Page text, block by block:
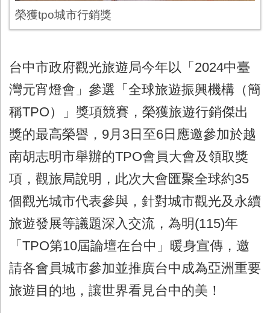
榮獲tpo城市行銷獎
台中市政府觀光旅遊局今年以「2024中臺
灣元宵燈會」參選「全球旅遊振興機構（簡
稱TPO）」獎項競賽，榮獲旅遊行銷傑出
獎的最高榮譽，9月3日至6日應邀參加於越
南胡志明市舉辦的TPO會員大會及領取獎
項，觀旅局說明，此次大會匯聚全球約35
個觀光城市代表參與，針對城市觀光及永續
旅遊發展等議題深入交流，為明(115)年
「TPO第10屆論壇在台中」暖身宣傳，邀
請各會員城市參加並推廣台中成為亞洲重要
旅遊目的地，讓世界看見台中的美！